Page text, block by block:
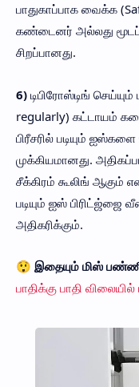
பாதுகாப்பாக வைக்க
கண்டைனர் அல்லது
சிறப்பானது.
6) டிபிரோஸ்டிங்
regularly) கட்டாயம்
பிரீசரில் படியும்
முக்கியமானது.
சீக்கிரம் கூலிங் ஆகும்
படியும் ஐஸ் பிரிட்ஜ்ஜை
அதிகரிக்கும்.
😲 இதையும் மிஸ்
பாதிக்கு பாதி